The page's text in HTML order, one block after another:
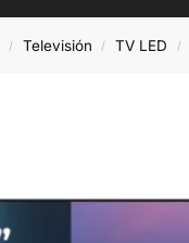
/ Televisión / TV LED /